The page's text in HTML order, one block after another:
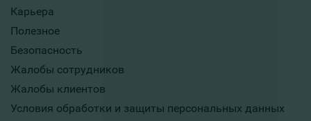
Карьера
Полезное
Безопасность
Жалобы сотрудников
Жалобы клиентов
Условия обработки и защиты персональных данных